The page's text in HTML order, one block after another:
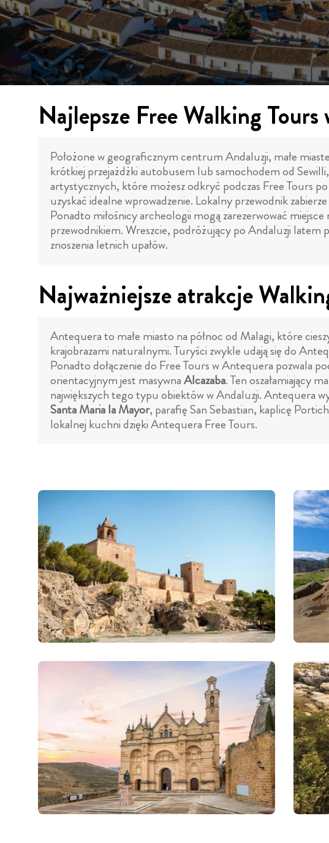
Najlepsze Free Walking
Położone w geograficznym centrum Andaluzji, małe
krótkiej przejażdżki autobusem lub samochodem od
artystycznych, które możesz odkryć podczas Free Tours
uzyskać idealne wprowadzenie. Lokalny przewodnik
Ponadto miłośnicy archeologii mogą zarezerwować miejsce
przewodnikiem. Wreszcie, podróżujący po Andaluzji latem
znoszenia letnich upałów.
Najważniejsze atrakcje
Antequera to małe miasto na północ od Malagi, które
krajobrazami naturalnymi. Turyści zwykle udają się do
Ponadto dołączenie do Free Tours w Antequera pozwala
orientacyjnym jest masywnaAlcazaba. Ten oszałamiający
największych tego typu obiektów w Andaluzji. Antequera
Santa Maria la Mayor, parafię San Sebastian, kaplicę
lokalnej kuchni dzięki Antequera Free Tours.